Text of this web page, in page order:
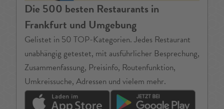
Die 500 besten Restaurants in
Frankfurt und Umgebung
Gelistet in 50 TOP-Kategorien. Jedes Restaurant
unabhängig getestet, mit ausführlicher Besprechung,
Zusammenfassung, Preisinfo, Routenfunktion,
Umkreissuche, Adressen und vielem mehr.